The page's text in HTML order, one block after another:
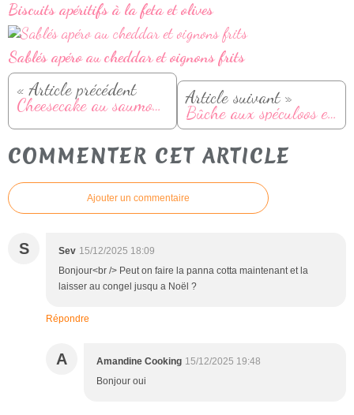
Biscuits apéritifs à la feta et olives
Sablés apéro au cheddar et oignons frits
« Article précédent
Cheesecake au saumon fumé et fromage ail et fines herbes Article suivant »
Bûche aux spéculoos et pommes caramélisées
COMMENTER CET ARTICLE
Ajouter un commentaire
S Sev 15/12/2025 18:09
Bonjour<br /> Peut on faire la panna cotta maintenant et la
laisser au congel jusqu a Noël ?
Répondre
A Amandine Cooking 15/12/2025 19:48
Bonjour oui